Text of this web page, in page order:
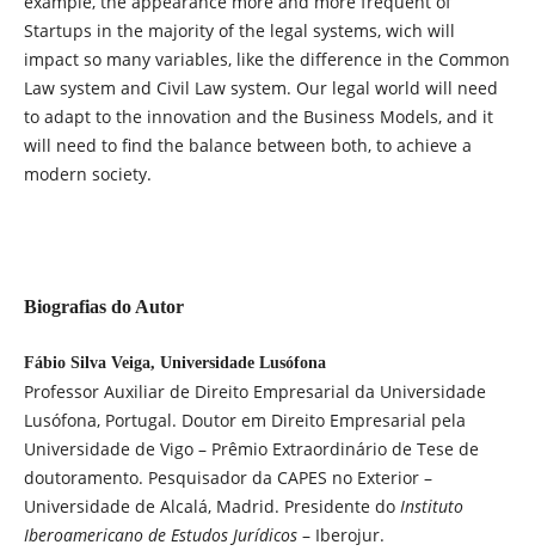
Startups in the majority of the legal systems, wich will
impact so many variables, like the difference in the Common
Law system and Civil Law system. Our legal world will need
to adapt to the innovation and the Business Models, and it
will need to find the balance between both, to achieve a
modern society.
Biografias do Autor
Fábio Silva Veiga, Universidade Lusófona
Professor Auxiliar de Direito Empresarial da Universidade
Lusófona, Portugal. Doutor em Direito Empresarial pela
Universidade de Vigo – Prêmio Extraordinário de Tese de
doutoramento. Pesquisador da CAPES no Exterior –
Universidade de Alcalá, Madrid. Presidente do Instituto
Iberoamericano de Estudos Jurídicos – Iberojur.